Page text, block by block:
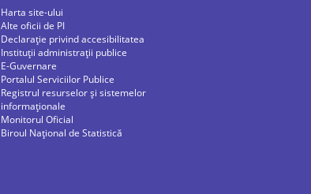
Harta site-ului
Alte oficii de PI
Declarație privind accesibilitatea
Instituții administrații publice
E-Guvernare
Portalul Serviciilor Publice
Registrul resurselor și sistemelor
informaționale
Monitorul Oficial
Biroul Naţional de Statistică